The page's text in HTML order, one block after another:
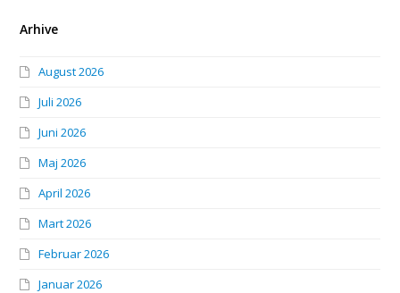
Arhive
August 2026
Juli 2026
Juni 2026
Maj 2026
April 2026
Mart 2026
Februar 2026
Januar 2026